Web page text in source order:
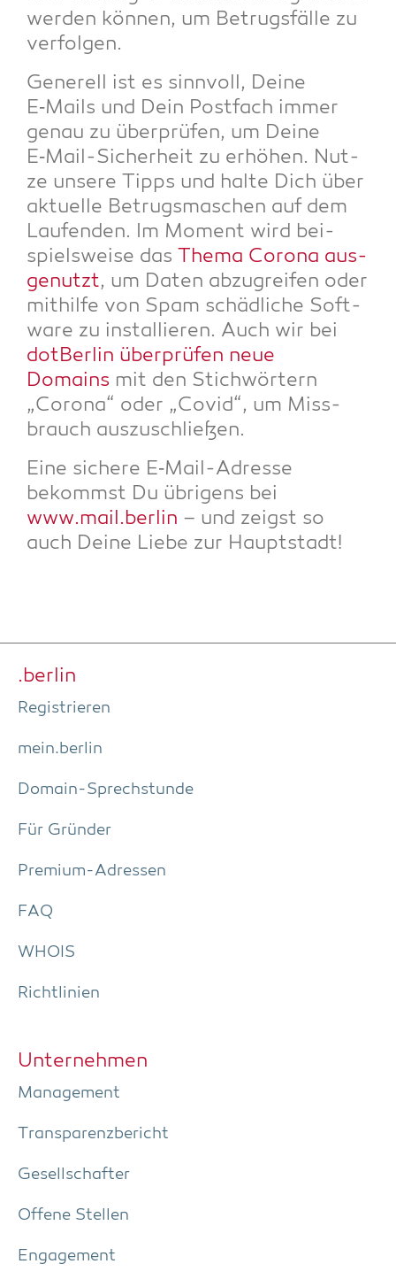
wer­den kön­nen, um Betrugs­fäl­le zu
verfolgen.
Gene­rell ist es sinn­voll, Dei­ne
E‑Mails und Dein Post­fach immer
genau zu über­prü­fen, um Dei­ne
E‑Mail-Sicher­heit zu erhö­hen. Nut­
ze unse­re Tipps und hal­te Dich über
aktu­el­le Betrugs­ma­schen auf dem
Lau­fen­den. Im Moment wird bei­
spiels­wei­se das The­ma Coro­na aus­
ge­nutzt, um Daten abzu­grei­fen oder
mit­hil­fe von Spam schäd­li­che Soft­
ware zu instal­lie­ren. Auch wir bei
dot­Ber­lin über­prü­fen neue
Domains mit den Stich­wör­tern
„Coro­na“ oder „Covid“, um Miss­
brauch auszuschließen.
Eine siche­re E‑Mail-Adres­se
bekommst Du übri­gens bei
www.mail.berlin – und zeigst so
auch Dei­ne Lie­be zur Hauptstadt!
.ber­lin
Regis­trie­ren
mein.berlin
Domain-Sprech­stun­de
Für Grün­der
Pre­­mi­um-Adres­­sen
FAQ
WHOIS
Richt­li­ni­en
Unter­neh­men
Manage­ment
Trans­pa­renz­be­richt
Gesell­schaf­ter
Offe­ne Stellen
Enga­ge­ment